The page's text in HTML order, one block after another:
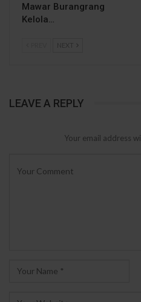
Mawar Burangrang
Kelola…
NEXT
LEAVE A REPLY
Your email address